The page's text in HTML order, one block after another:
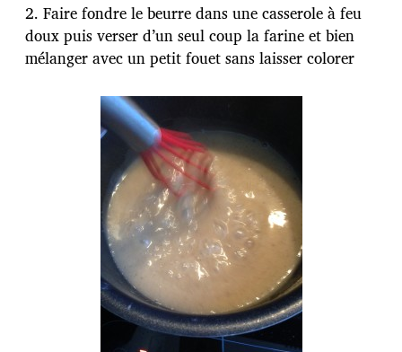
2. Faire fondre le beurre dans une casserole à feu
doux puis verser d’un seul coup la farine et bien
mélanger avec un petit fouet sans laisser colorer